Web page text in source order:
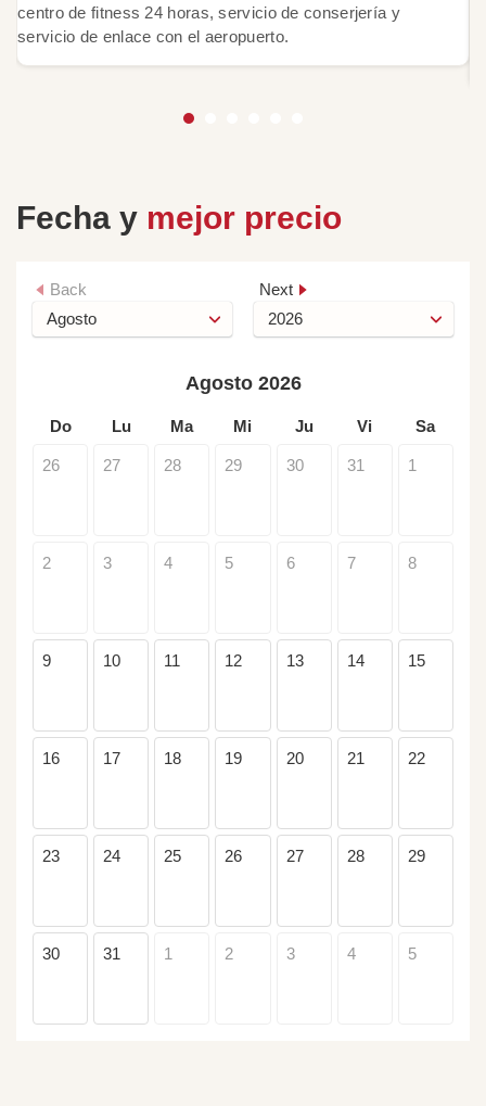
centro de fitness 24 horas, servicio de conserjería y
servicio de enlace con el aeropuerto.
Fecha y mejor precio
Back Next
Agosto 2026
Do Lu Ma Mi Ju Vi Sa
26 27 28 29 30 31 1
2 3 4 5 6 7 8
9 10 11 12 13 14 15
16 17 18 19 20 21 22
23 24 25 26 27 28 29
30 31 1 2 3 4 5